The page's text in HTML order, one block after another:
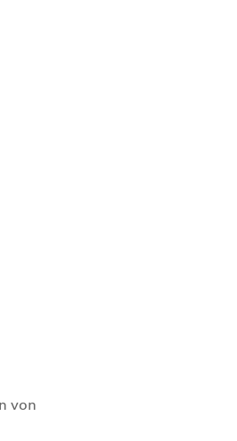
von